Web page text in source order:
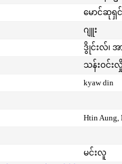
မောင်ဆုရှင်
ဂျူး
ဒွိုင်းလ်၊
သန်းဝင်း
kyaw din
Htin Aung,
မင်းလူ